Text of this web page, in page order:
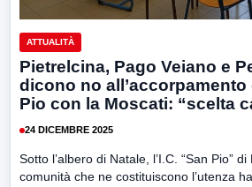
ATTUALITÀ
Pietrelcina, Pago Veiano e
dicono no all’accorpamento
Pio con la Moscati: “scelta
24 DICEMBRE 2025
Sotto l’albero di Natale, l’I.C. “San Pio”
comunità che ne costituiscono l’utenza